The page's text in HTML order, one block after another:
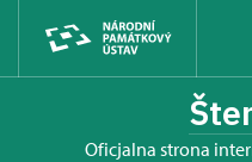
Oficjalna strona